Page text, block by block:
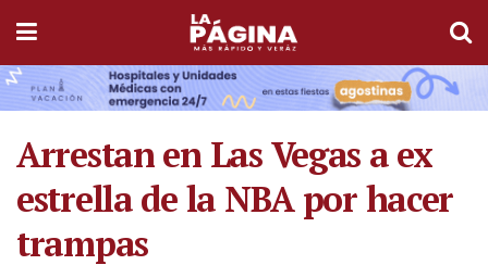
Arrestan en Las Vegas a ex
estrella de la NBA por hacer
trampas